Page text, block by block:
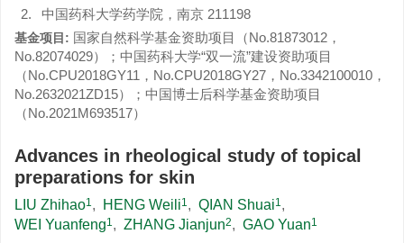
2.
中国药科大学药学院，南京 211198
基金项目: 国家自然科学基金资助项目（No.81873012，
No.82074029）；中国药科大学“双一流”建设资助项目
（No.CPU2018GY11，No.CPU2018GY27，No.3342100010，
No.2632021ZD15）；中国博士后科学基金资助项目
（No.2021M693517）
Advances in rheological study of topical
preparations for skin
LIU Zhihao1, HENG Weili1, QIAN Shuai1,
WEI Yuanfeng1, ZHANG Jianjun2, GAO Yuan1